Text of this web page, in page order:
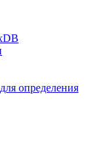
определения